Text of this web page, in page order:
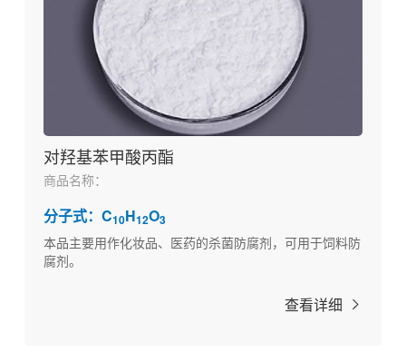
对羟基苯甲酸丙酯
商品名称：
分子式：C10H12O3
本品主要用作化妆品、医药的杀菌防腐剂，可用于饲料防
腐剂。
查看详细